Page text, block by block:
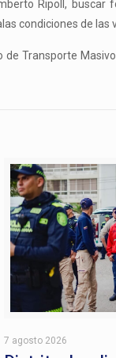
Ripoll, buscar
condiciones de las
Transporte
7 agosto 2026